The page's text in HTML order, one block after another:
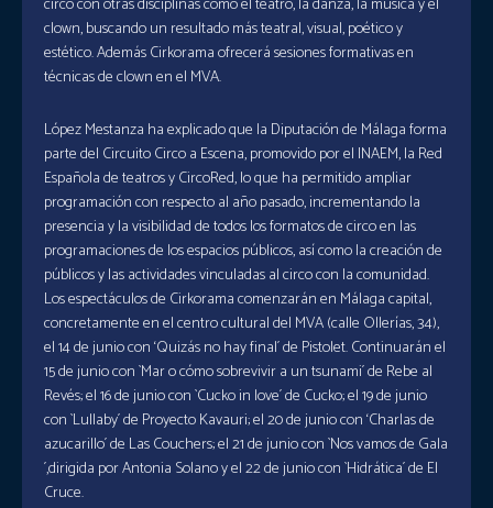
circo con otras disciplinas como el teatro, la danza, la música y el
clown, buscando un resultado más teatral, visual, poético y
estético. Además Cirkorama ofrecerá sesiones formativas en
técnicas de clown en el MVA.
López Mestanza ha explicado que la Diputación de Málaga forma
parte del Circuito Circo a Escena, promovido por el INAEM, la Red
Española de teatros y CircoRed, lo que ha permitido ampliar
programación con respecto al año pasado, incrementando la
presencia y la visibilidad de todos los formatos de circo en las
programaciones de los espacios públicos, así como la creación de
públicos y las actividades vinculadas al circo con la comunidad.
Los espectáculos de Cirkorama comenzarán en Málaga capital,
concretamente en el centro cultural del MVA (calle Ollerías, 34),
el 14 de junio con ‘Quizás no hay final´ de Pistolet. Continuarán el
15 de junio con `Mar o cómo sobrevivir a un tsunami´ de Rebe al
Revés; el 16 de junio con `Cucko in love´ de Cucko; el 19 de junio
con `Lullaby´ de Proyecto Kavauri; el 20 de junio con ‘Charlas de
azucarillo´ de Las Couchers; el 21 de junio con `Nos vamos de Gala
´,dirigida por Antonia Solano y el 22 de junio con `Hidrática´ de El
Cruce.